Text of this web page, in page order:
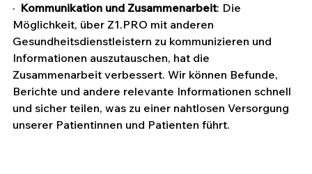
· Kommunikation und Zusammenarbeit: Die
Möglichkeit, über Z1.PRO mit anderen
Gesundheitsdienstleistern zu kommunizieren und
Informationen auszutauschen, hat die
Zusammenarbeit verbessert. Wir können Befunde,
Berichte und andere relevante Informationen schnell
und sicher teilen, was zu einer nahtlosen Versorgung
unserer Patientinnen und Patienten führt.